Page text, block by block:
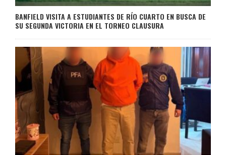
BANFIELD VISITA A ESTUDIANTES DE RÍO CUARTO EN BUSCA DE
SU SEGUNDA VICTORIA EN EL TORNEO CLAUSURA